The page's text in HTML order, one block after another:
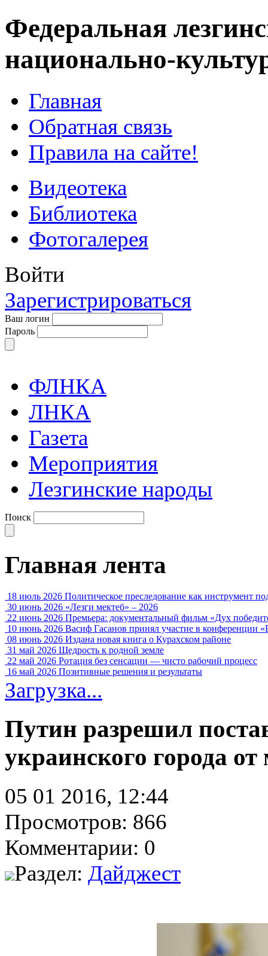
Федеральная
национально-
Главная
Обратная связь
Правила на сайте!
Видеотека
Библиотека
Фотогалерея
Войти
Зарегистрироваться
Ваш логин
Пароль
ФЛНКА
ЛНКА
Газета
Мероприятия
Лезгинские народы
Поиск
Главная лента
18 июль 2026 Политическое преследование как инструмент
30 июнь 2026 «Лезги мектеб» – 2026
22 июнь 2026 Премьера: документальный фильм «Дух
10 июнь 2026 Васиф Гасанов принял участие в конференции
08 июнь 2026 Издана новая книга о Курахском районе
31 май 2026 Щедрость к родной земле
22 май 2026 Ротация без сенсации — чисто рабочий процесс
16 май 2026 Позитивные решения и результаты
Загрузка...
Путин разрешил
украинского города от
05 01 2016, 12:44
Просмотров: 866
Комментарии: 0
Раздел: Дайджест